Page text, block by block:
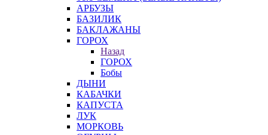
АРБУЗЫ
БАЗИЛИК
БАКЛАЖАНЫ
ГОРОХ
Назад
ГОРОХ
Бобы
ДЫНИ
КАБАЧКИ
КАПУСТА
ЛУК
МОРКОВЬ